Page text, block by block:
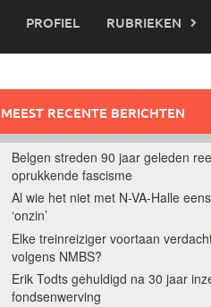
PROFIEL RUBRIEKEN
MEEST RECENTE BERICHTEN
Belgen streden 90 jaar geleden
oprukkende fascisme
Al wie het niet met N-VA-Halle
‘onzin’
Elke treinreiziger voortaan
volgens NMBS?
Erik Todts gehuldigd na 30 jaar
fondsenwerving